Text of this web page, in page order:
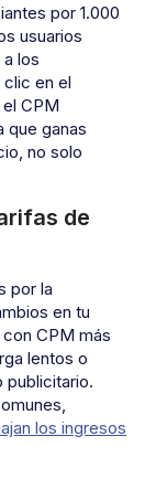
por 1.000
usuarios
los
clic en el
CPM
que ganas
no solo
de
por la
en tu
CPM más
lentos o
publicitario.
los ingresos